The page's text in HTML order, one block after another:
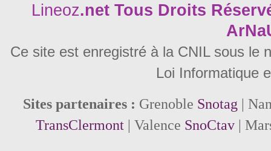
Lineoz.net Tous Droits
Ce site est enregistré à la CNIL sous le
Loi Informatique
Sites partenaires : Grenoble Snotag |
TransClermont| Valence SnoCtav|